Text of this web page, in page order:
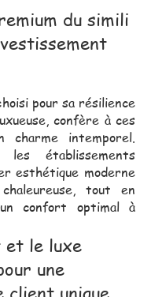
du simili
pour sa résilience
confère à ces
charme intemporel.
établissements
esthétique moderne
tout en
confort optimal à
le luxe
une
client unique